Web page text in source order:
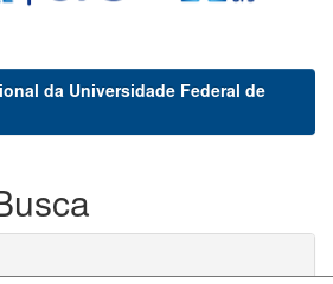
da Universidade Federal de